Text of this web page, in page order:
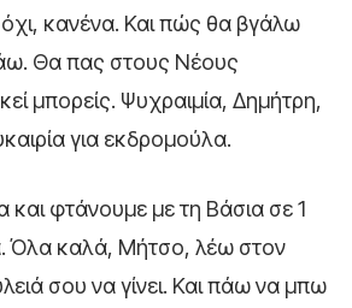
κανένα. Και πώς θα βγάλω
Θα πας στους Νέους
μπορείς. Ψυχραιμία, Δημήτρη,
για εκδρομούλα.
και φτάνουμε με τη Βάσια σε 1
Όλα καλά, Μήτσο, λέω στον
σου να γίνει. Και πάω να μπω